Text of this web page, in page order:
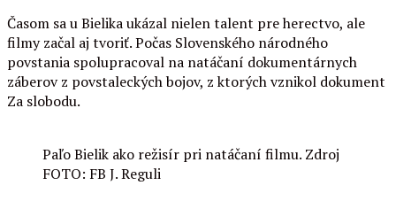
Časom sa u Bielika ukázal nielen talent pre herectvo, ale
filmy začal aj tvoriť. Počas Slovenského národného
povstania spolupracoval na natáčaní dokumentárnych
záberov z povstaleckých bojov, z ktorých vznikol dokument
Za slobodu.
Paľo Bielik ako režisír pri natáčaní filmu. Zdroj
FOTO: FB J. Reguli